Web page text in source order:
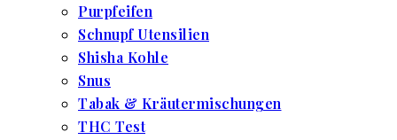
Purpfeifen
Schnupf Utensilien
Shisha Kohle
Snus
Tabak & Kräutermischungen
THC Test